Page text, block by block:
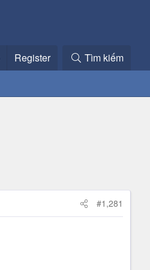
Register Tìm kiếm
#1,281